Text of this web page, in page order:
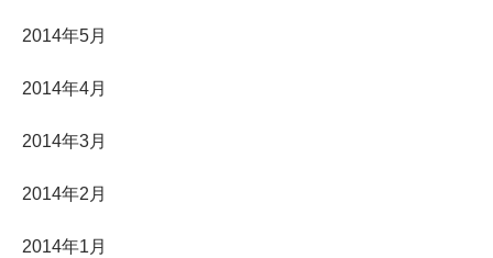
2014年5月
2014年4月
2014年3月
2014年2月
2014年1月